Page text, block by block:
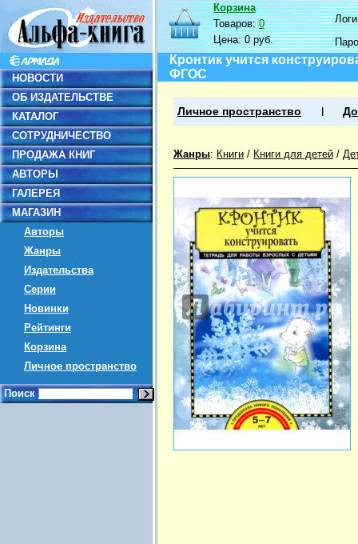
НОВОСТИ
ОБ ИЗДАТЕЛЬСТВЕ
КАТАЛОГ
СОТРУДНИЧЕСТВО
ПРОДАЖА КНИГ
АВТОРЫ
ГАЛЕРЕЯ
МАГАЗИН
Авторы
Жанры
Издательства
Серии
Новинки
Рейтинги
Корзина
Личное пространство
Поиск
Корзина
Товаров:0
Цена:0 руб.
Кронтик учится
ФГОС
Личное пространство
Жанры: Книги / Книги для детей /